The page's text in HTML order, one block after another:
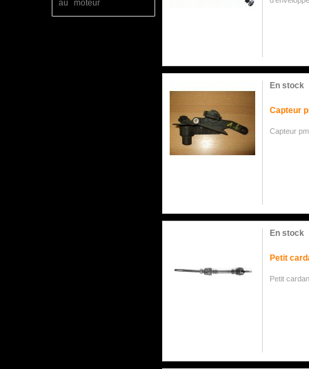
au
moteur
En stock
Capteur
Capteur
En stock
Petit
Petit